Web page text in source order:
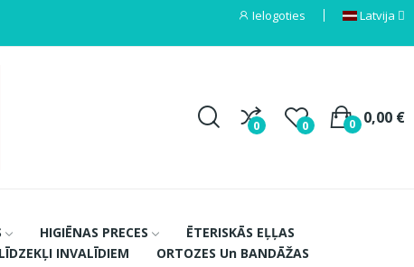
Ielogoties Latvija
0 0 0,00 €
0
HIGIĒNAS PRECES
ĒTERISKĀS EĻĻAS
INVALĪDIEM
ORTOZES Un BANDĀŽAS